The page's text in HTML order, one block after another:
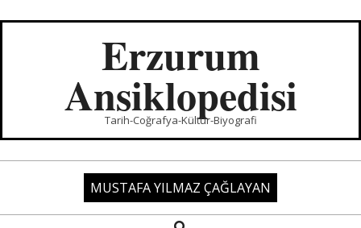
Erzurum
Ansiklopedisi
Tarih-Coğrafya-Kültür-Biyografi
MUSTAFA YILMAZ ÇAĞLAYAN
Search